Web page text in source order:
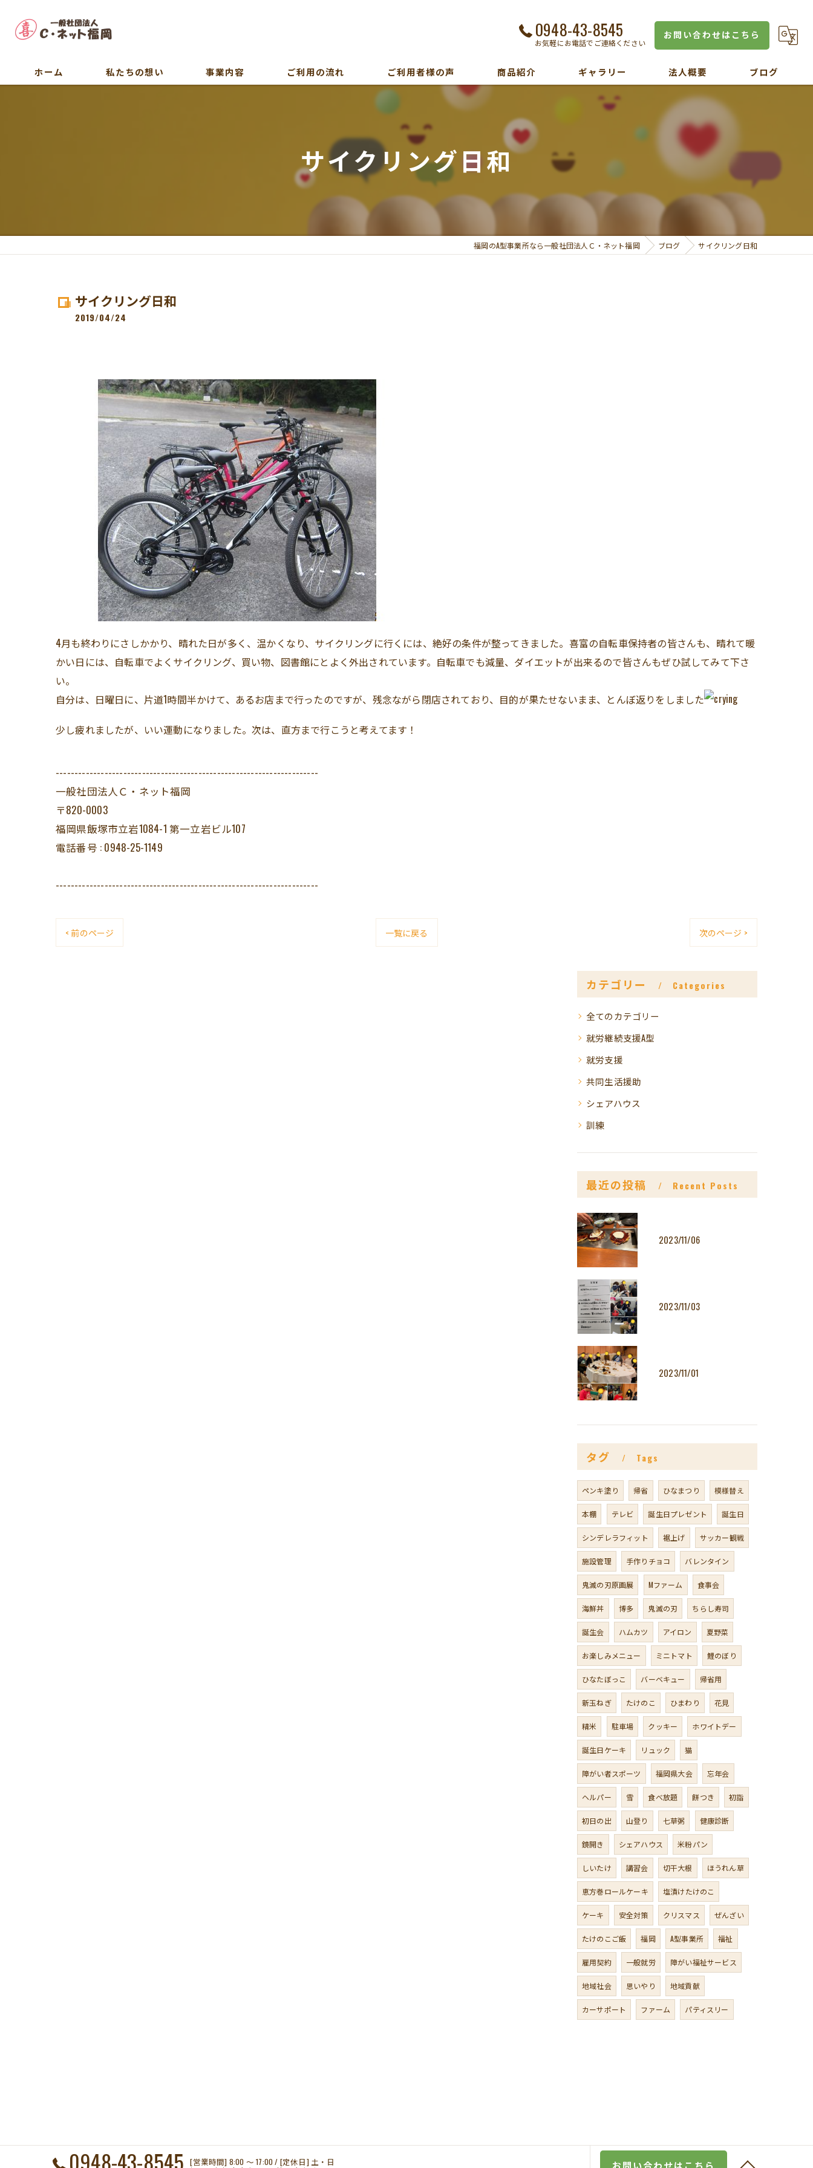
0948-43-8545
お気軽にお電話でご連絡ください
お問い合わせはこちら
ホーム 私たちの想い 事業内容 ご利用の流れ ご利用者様の声 商品紹介 ギャラリー 法人概要 ブログ
サイクリング日和
福岡のA型事業所なら一般社団法人Ｃ・ネット福岡 ブログ サイクリング日和
サイクリング日和
2019/04/24
4月も終わりにさしかかり、晴れた日が多く、温かくなり、サイクリングに行くには、絶好の条件が整ってきました。喜富の自転車保持者の皆さんも、晴れて暖
かい日には、自転車でよくサイクリング、買い物、図書館にとよく外出されています。自転車でも減量、ダイエットが出来るので皆さんもぜひ試してみて下さ
い。
自分は、日曜日に、片道1時間半かけて、あるお店まで行ったのですが、残念ながら閉店されており、目的が果たせないまま、とんぼ返りをしました
少し疲れましたが、いい運動になりました。次は、直方まで行こうと考えてます！
----------------------------------------------------------------------
一般社団法人Ｃ・ネット福岡
〒820-0003
福岡県飯塚市立岩1084-1 第一立岩ビル107
電話番号 : 0948-25-1149
----------------------------------------------------------------------
< 前のページ 一覧に戻る 次のページ >
カテゴリー Categories
全てのカテゴリー
就労継続支援A型
就労支援
共同生活援助
シェアハウス
訓練
最近の投稿 Recent Posts
2023/11/06
2023/11/03
2023/11/01
タグ Tags
ペンキ塗り 帰省 ひなまつり 模様替え
本棚 テレビ 誕生日プレゼント 誕生日
シンデレラフィット 裾上げ サッカー観戦
施設管理 手作りチョコ バレンタイン
鬼滅の刃原画展 Mファーム 食事会
海鮮丼 博多 鬼滅の刃 ちらし寿司
誕生会 ハムカツ アイロン 夏野菜
お楽しみメニュー ミニトマト 鯉のぼり
ひなたぼっこ バーベキュー 帰省用
新玉ねぎ たけのこ ひまわり 花見
精米 駐車場 クッキー ホワイトデー
誕生日ケーキ リュック 猫
障がい者スポーツ 福岡県大会 忘年会
ヘルパー 雪 食べ放題 餅つき 初詣
初日の出 山登り 七草粥 健康診断
鏡開き シェアハウス 米粉パン
しいたけ 講習会 切干大根 ほうれん草
恵方巻ロールケーキ 塩漬けたけのこ
ケーキ 安全対策 クリスマス ぜんざい
たけのこご飯 福岡 A型事業所 福祉
雇用契約 一般就労 障がい福祉サービス
地域社会 思いやり 地域貢献
カーサポート ファーム パティスリー
0948-43-8545 [営業時間] 8:00 〜 17:00 / [定休日] 土・日 お問い合わせはこちら